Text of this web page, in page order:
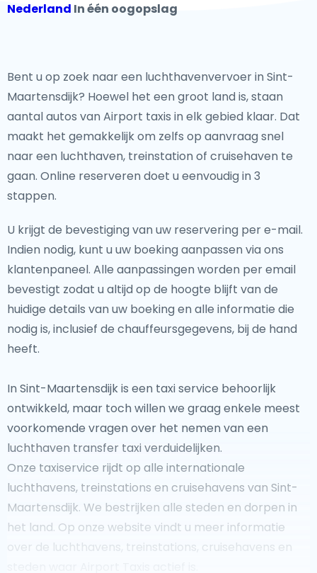
Nederland In één oogopslag
Bent u op zoek naar een luchthavenvervoer in Sint-
Maartensdijk? Hoewel het een groot land is, staan
aantal autos van Airport taxis in elk gebied klaar. Dat
maakt het gemakkelijk om zelfs op aanvraag snel
naar een luchthaven, treinstation of cruisehaven te
gaan. Online reserveren doet u eenvoudig in 3
stappen.
U krijgt de bevestiging van uw reservering per e-mail.
Indien nodig, kunt u uw boeking aanpassen via ons
klantenpaneel. Alle aanpassingen worden per email
bevestigt zodat u altijd op de hoogte blijft van de
huidige details van uw boeking en alle informatie die
nodig is, inclusief de chauffeursgegevens, bij de hand
heeft.
In Sint-Maartensdijk is een taxi service behoorlijk
ontwikkeld, maar toch willen we graag enkele meest
voorkomende vragen over het nemen van een
luchthaven transfer taxi verduidelijken.
Onze taxiservice rijdt op alle internationale
luchthavens, treinstations en cruisehavens van Sint-
Maartensdijk. We bestrijken alle steden en dorpen in
het land. Op onze website vindt u meer informatie
over de luchthavens, treinstations, cruisehavens en